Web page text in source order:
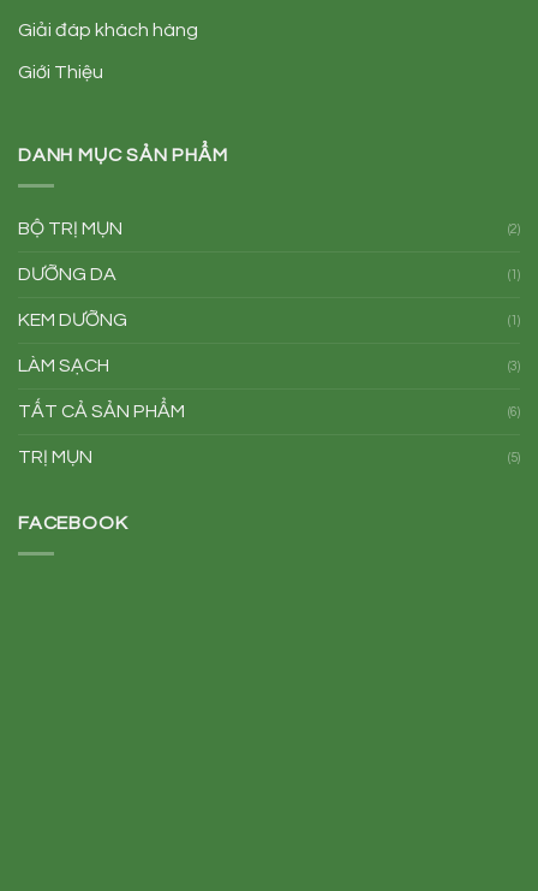
Giải đáp khách hàng
Giới Thiệu
DANH MỤC SẢN PHẨM
BỘ TRỊ MỤN (2)
DƯỠNG DA (1)
KEM DƯỠNG (1)
LÀM SẠCH (3)
TẤT CẢ SẢN PHẨM (6)
TRỊ MỤN (5)
FACEBOOK